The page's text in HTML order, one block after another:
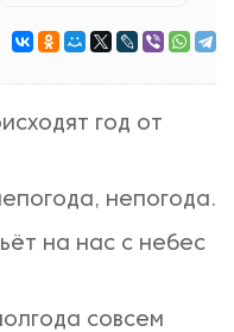
год от
непогода.
на нас с небес
совсем